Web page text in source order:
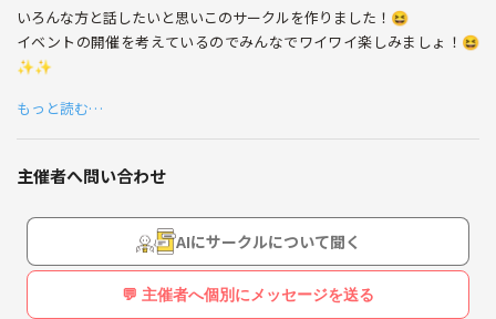
いろんな方と話したいと思いこのサークルを作りました！😆
イベントの開催を考えているのでみんなでワイワイ楽しみましょ！😆
✨✨
もっと読む…
主催者へ問い合わせ
AIにサークルについて聞く
💬 主催者へ個別にメッセージを送る